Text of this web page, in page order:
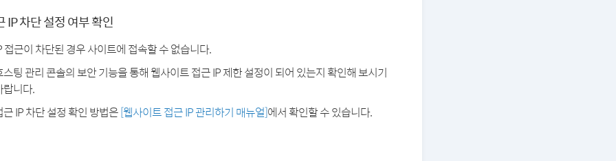
IP 차단 설정 여부 확인
접근이 차단된 경우 사이트에 접속할 수 없습니다.
스팅 관리 콘솔의 보안 기능을 통해 웹사이트 접근 IP 제한 설정이 되어 있는지 확인해 보시기
랍니다.
근 IP 차단 설정 확인 방법은[웹사이트 접근 IP 관리하기 매뉴얼]에서 확인할 수 있습니다.